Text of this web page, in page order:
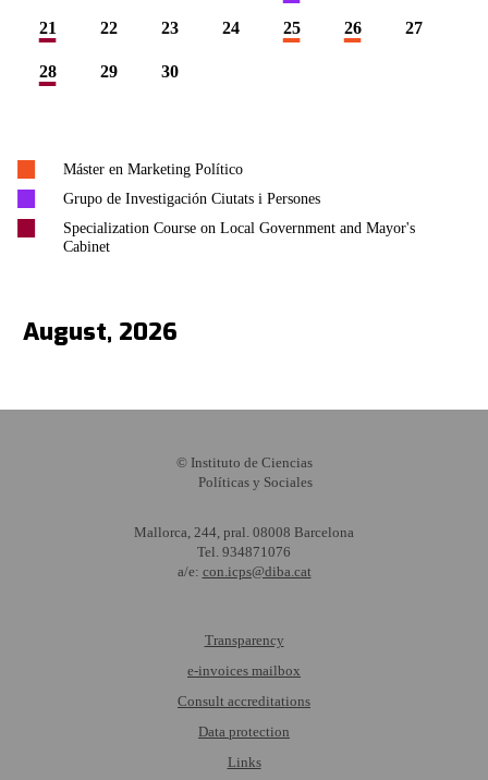
21 22 23 24 25 26 27
28 29 30
Máster en Marketing Político
Grupo de Investigación Ciutats i Persones
Specialization Course on Local Government and Mayor's
Cabinet
August, 2026
© Instituto de Ciencias
Políticas y Sociales
Mallorca, 244, pral. 08008 Barcelona
Tel. 934871076
a/e: con.icps@diba.cat
Transparency
e-invoices mailbox
Consult accreditations
Data protection
Links